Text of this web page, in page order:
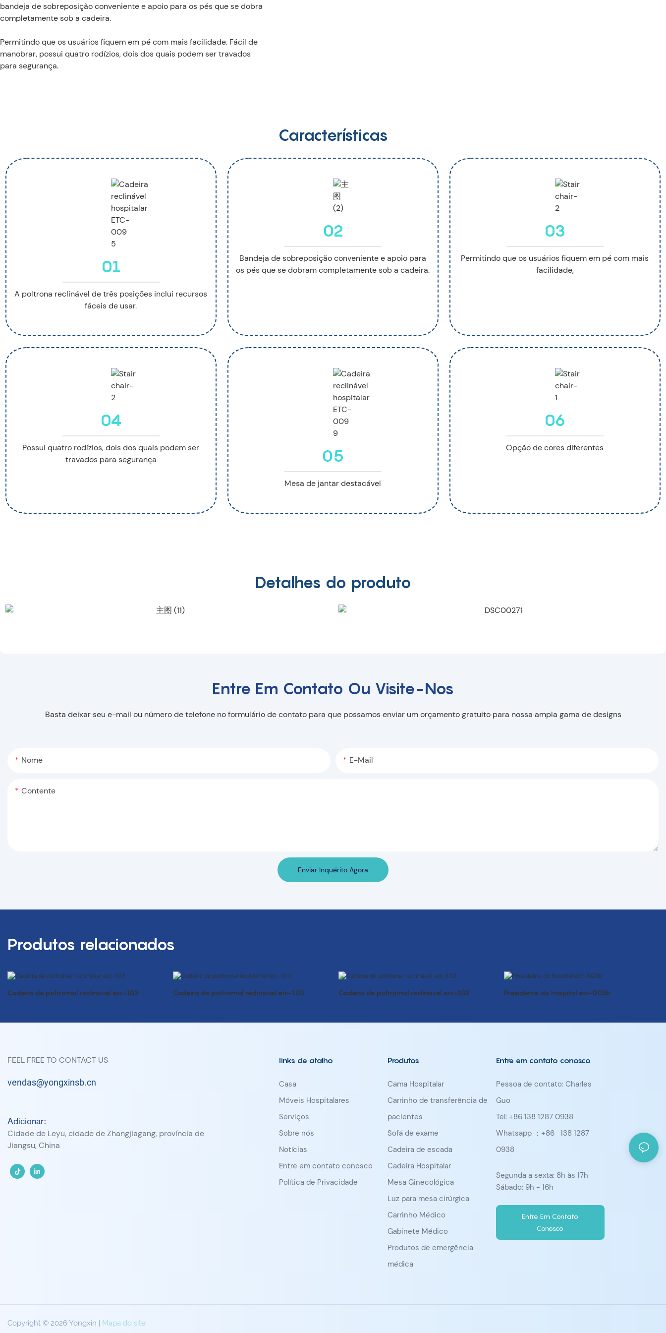
bandeja de sobreposição conveniente e apoio para os pés que se dobra
completamente sob a cadeira.
Permitindo que os usuários fiquem em pé com mais facilidade. Fácil de
manobrar, possui quatro rodízios, dois dos quais podem ser travados
para segurança.
Características
01
A poltrona reclinável de três posições inclui recursos
fáceis de usar.
02
Bandeja de sobreposição conveniente e apoio para
os pés que se dobram completamente sob a cadeira.
03
Permitindo que os usuários fiquem em pé com mais
facilidade,
04
Possui quatro rodízios, dois dos quais podem ser
travados para segurança
05
Mesa de jantar destacável
06
Opção de cores diferentes
Detalhes do produto
Entre Em Contato Ou Visite-Nos
Basta deixar seu e-mail ou número de telefone no formulário de contato para que possamos enviar um orçamento gratuito para nossa ampla gama de designs
Nome E-Mail
Contente
Enviar Inquérito Agora
Produtos relacionados
Cadeira de poltromal reclinável etc-103 Cadeira de poltromal reclinável etc-103 Cadeira de poltromal reclinável etc-102 Presidente do hospital etc-003b
FEEL FREE TO CONTACT US
vendas@yongxinsb.cn
Adicionar:
Cidade de Leyu, cidade de Zhangjiagang, província de
Jiangsu, China
links de atalho
Casa
Móveis Hospitalares
Serviços
Sobre nós
Notícias
Entre em contato conosco
Política de Privacidade
Produtos
Cama Hospitalar
Carrinho de transferência de
pacientes
Sofá de exame
Cadeira de escada
Cadeira Hospitalar
Mesa Ginecológica
Luz para mesa cirúrgica
Carrinho Médico
Gabinete Médico
Produtos de emergência
médica
Entre em contato conosco
Pessoa de contato: Charles
Guo
Tel: +86 138 1287 0938
Whatsapp ：+86 138 1287
0938
Segunda a sexta: 8h às 17h
Sábado: 9h - 16h
Entre Em Contato
Conosco
Copyright © 2026 Yongxin | Mapa do site